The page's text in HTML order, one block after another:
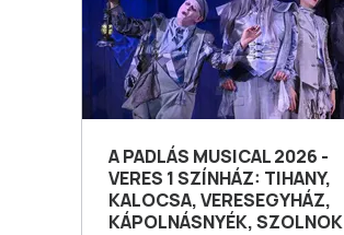
A PADLÁS MUSICAL 2026 -
VERES 1 SZÍNHÁZ: TIHANY,
KALOCSA, VERESEGYHÁZ,
KÁPOLNÁSNYÉK, SZOLNOK